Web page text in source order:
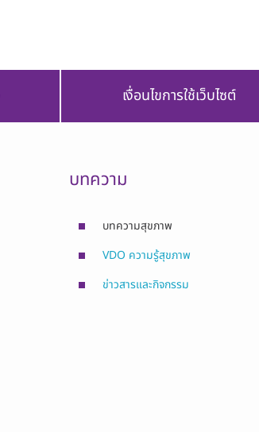
เงื่อนไขการใช้เว็บไซต์
บทความ
บทความสุขภาพ
VDO ความรู้สุขภาพ
ข่าวสารและกิจกรรม